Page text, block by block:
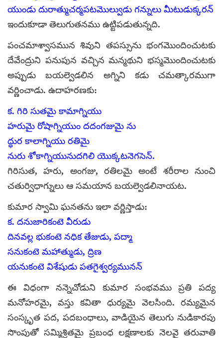
యుండు దురాత్ముచర్మపటమొల్వుడు గన్నులు మీటుడుక్కరన్
ఇందుకూడా తెలుగుతనము ఉట్టిపడుతున్నది.
పంచమాశ్వాసమున శివుని తపస్సును భంగమొందించుటకు
దేవేంద్రుని పనుపున వచ్చిన మన్మథుని భస్మమొందించుటకు
అప్పుడు బయల్వెడలిన అగ్నిని కడు చమత్కారముగా
వర్ణించాడు. ఉదాహరణకు:
క. గిరి సుతమై కామాగ్నియు
హరుమై రోషాగ్నియుం దదంగజుమై ను
ద్ధుర కాలాగ్నియు రతిమై
నురు శోకాగ్నియునుదగిలి యొక్కటనెగసెన్.
గిరిసుత, హరు, అంగజు, రతిలమై అంటే శరీరాల నుంచి
చతుర్విధాగ్నులు ఆ సమయాన బయల్వెడలినాయట.
కుమార స్వామి ఘనతను ఇలా వర్ణిస్తాడు:
క. దనుజారికంటె వీరుడు
దినవల్ల భుకంటె నధిక తేజుడు, పద్మా
సనుకంటె మహాత్ముడు, ద్రిణ
యనుకంటె విశేషుడు పతగైశ్వర్యమునన్
ఈ విధంగా నన్నెచోడుని కుమార సంభవము ప్రతి పద్య
మనోహరమై, వస్తు కవితా ధుర్యమై వెలసింది. రమ్యమైన
సంస్కృత పద, పదబంధాలు, వాడియైన తెలుగు నుడికారపు
సొంపుతో సమ్మిశ్రితమై ప్రబంధ లక్షణాలకు నెలవై తరువాతి